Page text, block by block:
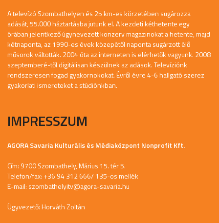
A televízó Szombathelyen és 25 km-es körzetében sugározza
adását, 55.000 háztartásba jutunk el. A kezdeti kéthetente egy
órában jelentkező úgynevezett konzerv magazinokat a hetente, majd
kétnaponta, az 1990-es évek közepétől naponta sugárzott élő
műsorok váltották. 2004 óta az interneten is elérhetők vagyunk. 2008
szeptemberé-től digitálisan készülnek az adások. Televíziónk
rendszeresen fogad gyakornokokat. Évről évre 4-6 hallgató szerez
gyakorlati ismereteket a stúdiónkban.
IMPRESSZUM
AGORA Savaria Kulturális és Médiaközpont Nonprofit Kft.
Cím: 9700 Szombathely, Márius 15. tér 5.
Telefon/fax: +36 94 312 666/ 135-ös mellék
E-mail: szombathelyitv@agora-savaria.hu
Ügyvezető: Horváth Zoltán